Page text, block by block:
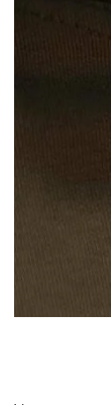
Українські
боєприпасу
«Але його
що зазнав
Згодом я